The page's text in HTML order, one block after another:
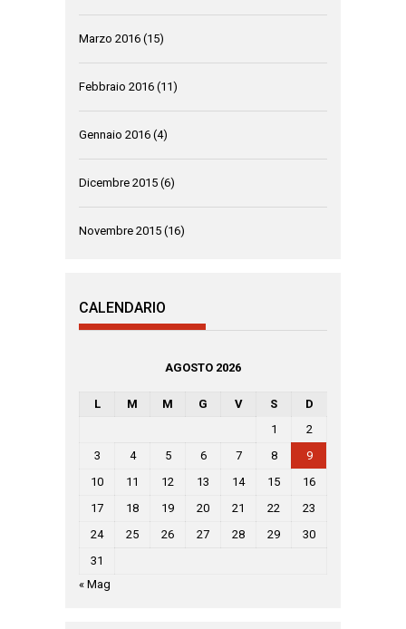
Marzo 2016 (15)
Febbraio 2016 (11)
Gennaio 2016 (4)
Dicembre 2015 (6)
Novembre 2015 (16)
CALENDARIO
AGOSTO 2026
L M M G V S
D
1
2
3
4 5 6 7 8
9
10
11 12 13 14 15
16
17
18 19 20 21 22
23
24
25 26 27 28 29
30
31
« Mag